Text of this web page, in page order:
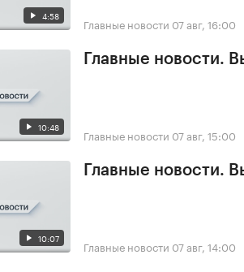
4:58 Главные новости 07 авг, 16:00
10:48
Главные новости.
Главные новости 07 авг, 15:00
10:07
Главные новости.
Главные новости 07 авг, 14:00